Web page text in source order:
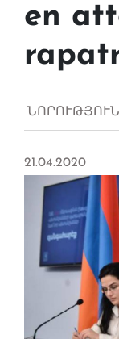
en
21.04.2020